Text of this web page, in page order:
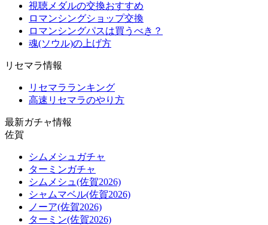
視聴メダルの交換おすすめ
ロマンシングショップ交換
ロマンシングパスは買うべき？
魂(ソウル)の上げ方
リセマラ情報
リセマラランキング
高速リセマラのやり方
最新ガチャ情報
佐賀
シムメシュガチャ
ターミンガチャ
シムメシュ(佐賀2026)
シャムマベル(佐賀2026)
ノーア(佐賀2026)
ターミン(佐賀2026)